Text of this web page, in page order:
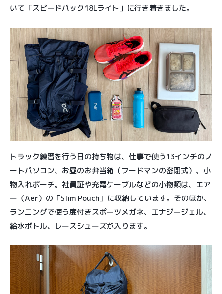
いて「スピードパック18Lライト」に行き着きました。
トラック練習を行う日の持ち物は、仕事で使う13インチのノ
ートパソコン、お昼のお弁当箱（フードマンの密閉式）、小
物入れポーチ。社員証や充電ケーブルなどの小物類は、エア
ー（Aer）の「Slim Pouch」に収納しています。そのほか、
ランニングで使う度付きスポーツメガネ、エナジージェル、
給水ボトル、レースシューズが入ります。